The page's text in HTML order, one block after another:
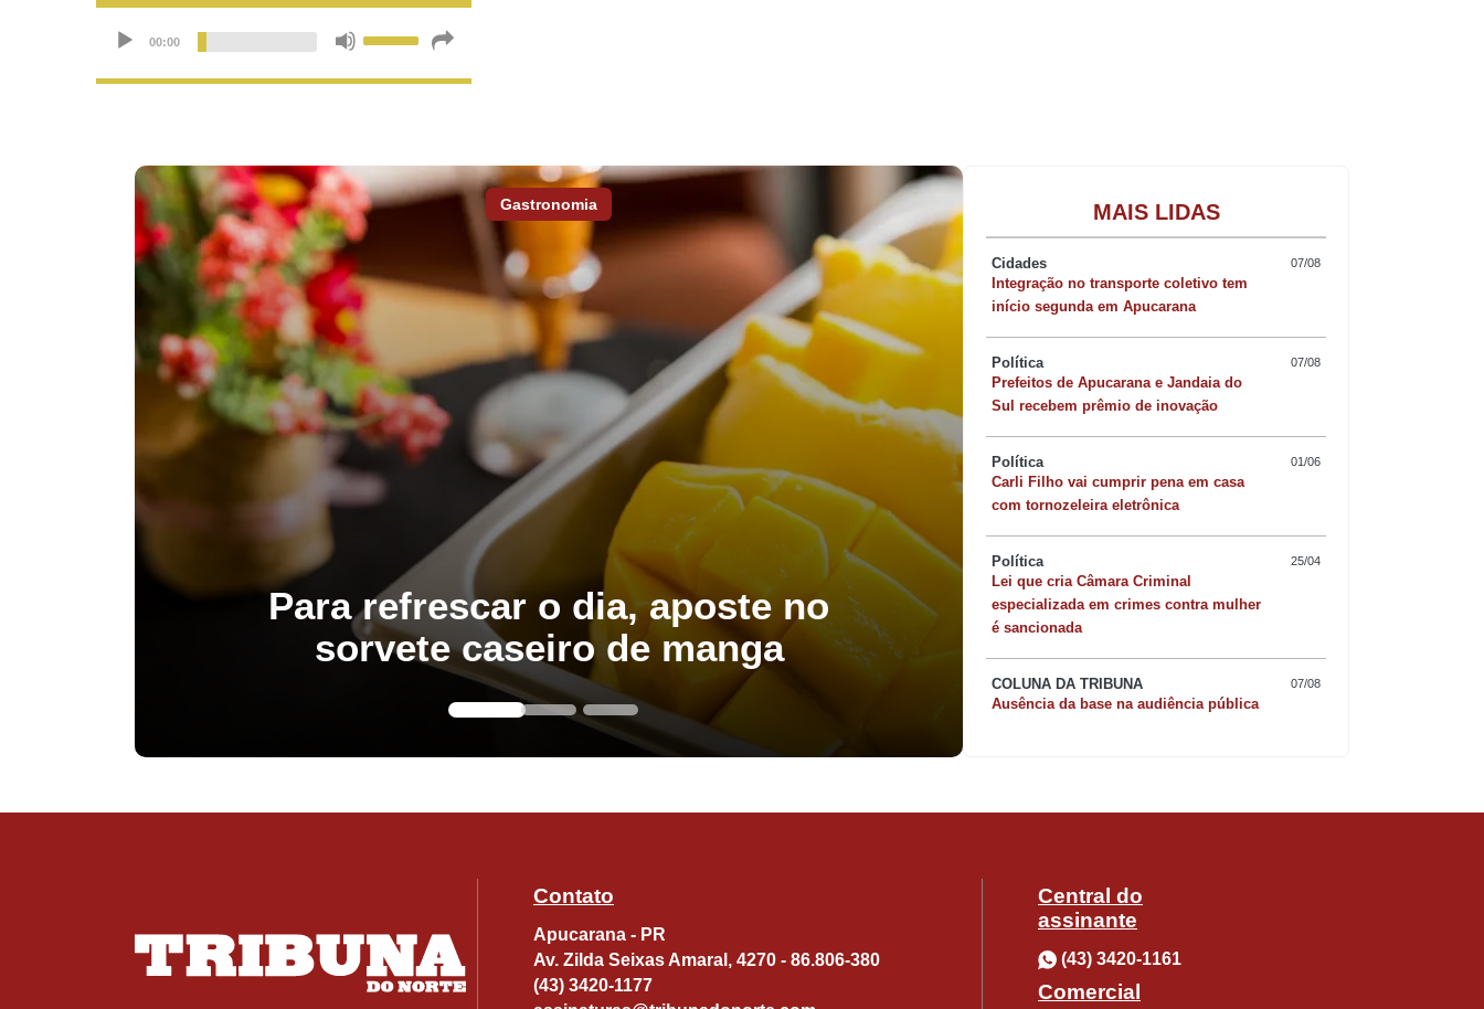
Gastronomia
Para refrescar o dia, aposte no
sorvete caseiro de manga
Quer sofisticar o
risoto de camarão
MAIS LIDAS
Cidades 07/08
Integração no transporte coletivo tem
início segunda em Apucarana
Política 07/08
Prefeitos de Apucarana e Jandaia do
Sul recebem prêmio de inovação
Política 01/06
Carli Filho vai cumprir pena em casa
com tornozeleira eletrônica
Política 25/04
Lei que cria Câmara Criminal
especializada em crimes contra mulher
é sancionada
COLUNA DA TRIBUNA 07/08
Ausência da base na audiência pública
Contato
Apucarana - PR
Av. Zilda Seixas Amaral, 4270 - 86.806-380
(43) 3420-1177
Central do
assinante
(43) 3420-1161
Comercial